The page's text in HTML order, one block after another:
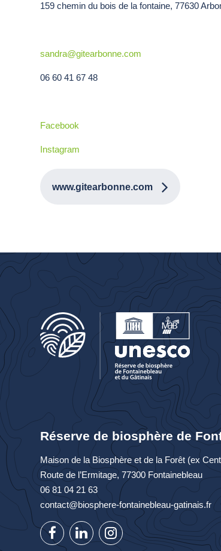
159 chemin du bois de la fontaine, 77630
sandra@gitearbonne.com
06 60 41 67 48
Facebook
Instagram
www.gitearbonne.com
Réserve de biosphère de
Maison de la Biosphère et de la Forêt (ex
Route de l’Ermitage, 77300 Fontainebleau
06 81 04 21 63
contact@biosphere-fontainebleau-gatinais.fr